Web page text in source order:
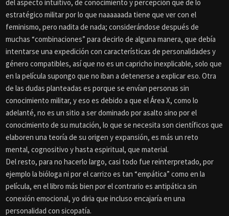
del aspecto intuitivo, de conocimiento y percepción que de lo
estratégico militar por lo que naaaaaada tiene que ver con el
feminismo, pero nadita de nada; considerándose después de
muchas “combinaciones” para decirlo de alguna manera, que debía
intentarse una expedición con características de personalidades y
género compatibles, así que no es un capricho inexplicable, solo que
en la película supongo que no iban a detenerse a explicar eso. Otra
de las dudas planteadas es porque se envían personas sin
conocimiento militar, y eso es debido a que el Área X, como lo
adelanté, no es un sitio a ser dominado por asalto sino por el
conocimiento de su mutación, lo que se necesita son científicos que
elaboren una teoría de su origen y expansión, es más un reto
mental, cognositivo y hasta espiritual, que material.
Del resto, para no hacerlo largo, casi todo fue reinterpretado, por
ejemplo la bióloga ni por el carrizo es tan “empática” como en la
película, en el libro más bien por el contrario es antipática sin
conexión emocional, yo diria que incluso encajaría en una
personalidad con sicopatía.